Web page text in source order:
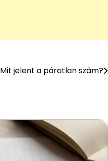
Mit jelent a páratlan szám?